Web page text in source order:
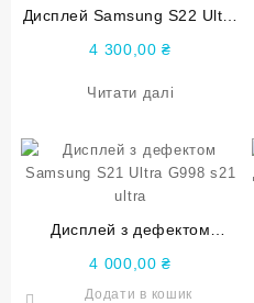
Дисплей Samsung S22 Ultra
4 300,00₴
Читати далі
Дисплей з дефектом
s21 ultra
4 000,00₴
Додати в кошик